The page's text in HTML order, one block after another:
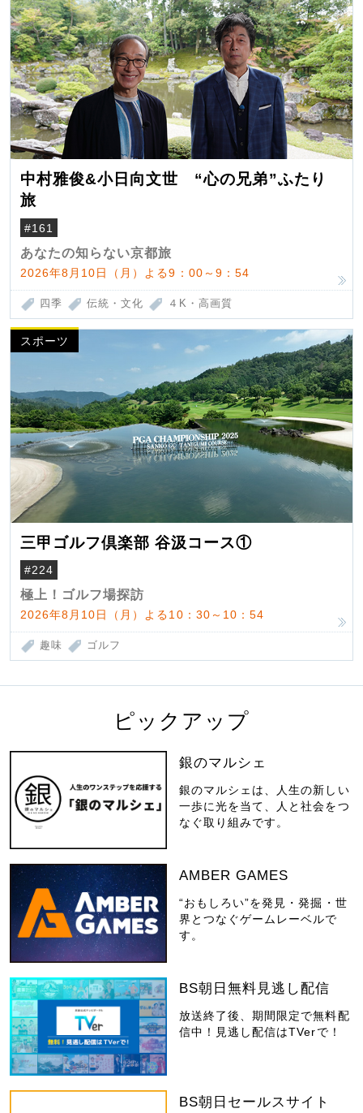
中村雅俊&小日向文世 “心の兄弟”ふたり
旅
#161
あなたの知らない京都旅
2026年8月10日（月）よる9：00～9：54
四季 伝統・文化 ４K・高画質
スポーツ
三甲ゴルフ倶楽部 谷汲コース①
#224
極上！ゴルフ場探訪
2026年8月10日（月）よる10：30～10：54
趣味 ゴルフ
ピックアップ
銀のマルシェ
銀のマルシェは、人生の新しい
一歩に光を当て、人と社会をつ
なぐ取り組みです。
AMBER GAMES
“おもしろい”を発見・発掘・世
界とつなぐゲームレーベルで
す。
BS朝日無料見逃し配信
放送終了後、期間限定で無料配
信中！見逃し配信はTVerで！
BS朝日セールスサイト